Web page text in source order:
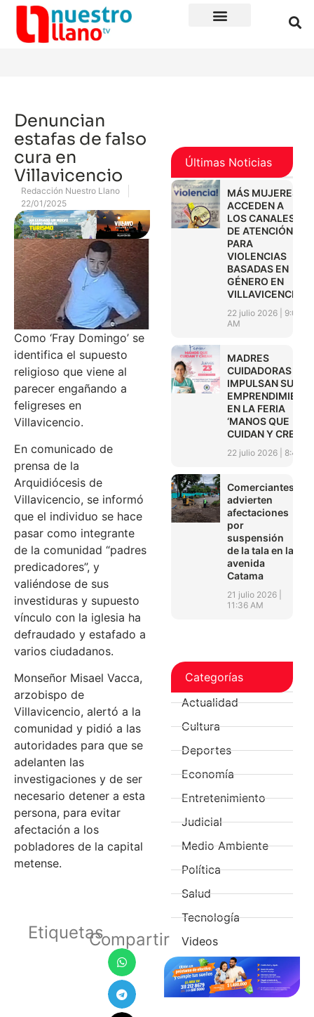
Denuncian
estafas de falso
cura en
Villavicencio
Redacción Nuestro Llano
22/01/2025
Como ‘Fray Domingo’ se
identifica el supuesto
religioso que viene al
parecer engañando a
feligreses en
Villavicencio.
En comunicado de
prensa de la
Arquidiócesis de
Villavicencio, se informó
que el individuo se hace
pasar como integrante
de la comunidad “padres
predicadores”, y
valiéndose de sus
investiduras y supuesto
vínculo con la iglesia ha
defraudado y estafado a
varios ciudadanos.
Monseñor Misael Vacca,
arzobispo de
Villavicencio, alertó a la
comunidad y pidió a las
autoridades para que se
adelanten las
investigaciones y de ser
necesario detener a esta
persona, para evitar
afectación a los
pobladores de la capital
metense.
EtiquetasCompartir
Últimas Noticias
MÁS MUJERES
ACCEDEN A
LOS CANALES
DE ATENCIÓN
PARA
VIOLENCIAS
BASADAS EN
GÉNERO EN
VILLAVICENCIO
22 julio 2026
9:01
AM
MADRES
CUIDADORAS
IMPULSAN SUS
EN LA FERIA
‘MANOS QUE
CUIDAN Y CREAN’
22 julio 2026 8:45
Comerciantes
advierten
afectaciones
por
suspensión
de la tala en la
avenida
Catama
21 julio 2026
11:36 AM
Categorías
Actualidad
Cultura
Deportes
Economía
Entretenimiento
Judicial
Medio Ambiente
Política
Salud
Tecnología
Videos